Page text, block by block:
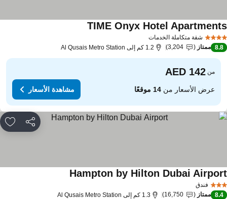
شقة متكاملة الخدمات
TIME Onyx Hotel
8.8 ممتاز 3,204 1.2 كم إلى Al Qusais Metro Station
من
عرض الأسعار من14 موقعًا مشاهدة الأسعار
مشاركة
فندق
Hampton by Hilton Dubai
8.4 ممتاز 16,750 1.3 كم إلى Al Qusais Metro Station